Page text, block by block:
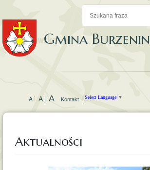
Gmina Burzenin
A A A Kontakt Select Language ▼
Aktualności